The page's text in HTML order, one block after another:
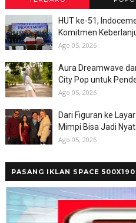
HUT ke-51,
Komitmen
Ago 05, 2026
Aura Dreamwave
City Pop untuk
Ago 05, 2026
Dari Figuran ke
Mimpi Bisa Jadi
Ago 05, 2026
PASANG IKLAN SPACE 500X190